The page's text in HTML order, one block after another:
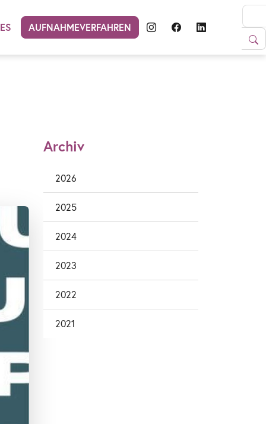
AUFNAHMEVERFAHREN
Archiv
2026
2025
2024
2023
2022
2021